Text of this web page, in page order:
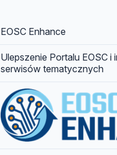
EOSC Enhance
Ulepszenie Portalu EOSC i
serwisów tematycznych